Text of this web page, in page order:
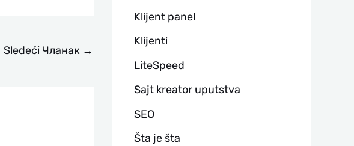
Sledeći Чланак →
Klijent panel
Klijenti
LiteSpeed
Sajt kreator uputstva
SEO
Šta je šta